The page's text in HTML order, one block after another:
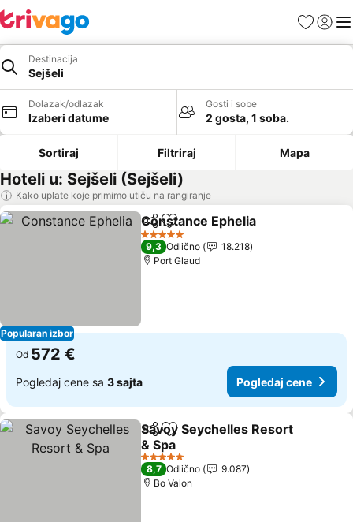
FavoritiPrijavi
Destinacija
Sejšeli
Dolazak/odlazak
Izaberi datume
Gosti i sobe
2 gosta, 1 soba.
Sortiraj Filtriraj Mapa
Hoteli u: Sejšeli (Sejšeli)
Kako uplate koje primimo utiču na rangiranje
Popularan izbor
Deli Dodati u favorite
Constance Ephelia
5 Zvezdice
9,3 Odlično
18.218
Port Glaud
Od 572 €
Pogledaj cene sa 3 sajta Pogledaj cene
Deli Dodati u favorite
Savoy Seychelles Resort
& Spa
5 Zvezdice
8,7 Odlično
9.087
Bo Valon